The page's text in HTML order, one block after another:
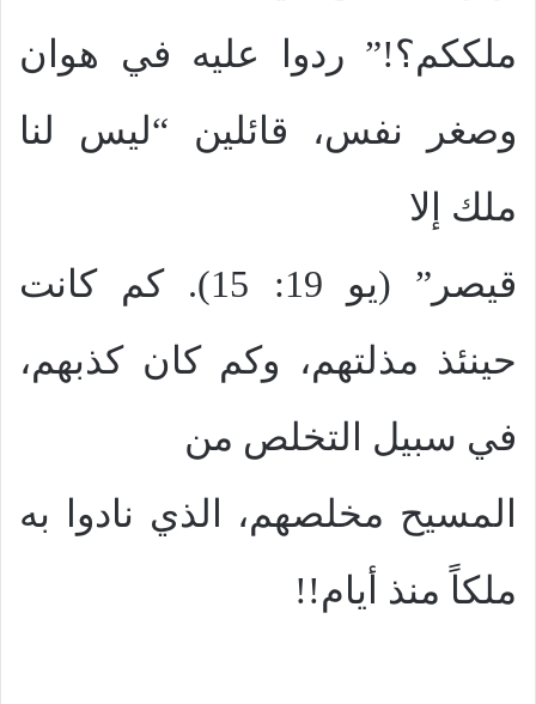
ملككم؟!” ردوا عليه في هوان
وصغر نفس، قائلين “ليس لنا
ملك إلا
قيصر” (يو 19: 15). كم كانت
حينئذ مذلتهم، وكم كان كذبهم،
في سبيل التخلص من
المسيح مخلصهم، الذي نادوا به
ملكاً منذ أيام!!